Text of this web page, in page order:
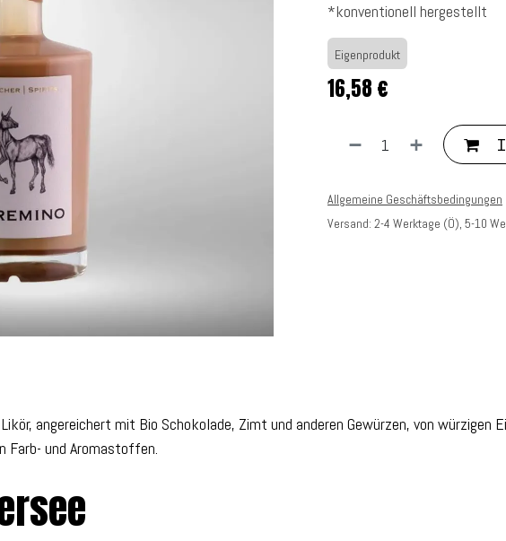
*konventionell hergestellt
Eigenprodukt
16,58 €
Allgemeine Geschäftsbedingungen
Versand: 2-4 Werktage (Ö), 5-10
angereichert mit Bio Schokolade, Zimt und anderen Gewürzen, von
Farb- und Aromastoffen.